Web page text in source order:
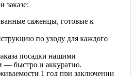
заказе:
саженцы, готовые к
по уходу для каждого
посадки нашими
— быстро и аккуратно.
1 год при заключении